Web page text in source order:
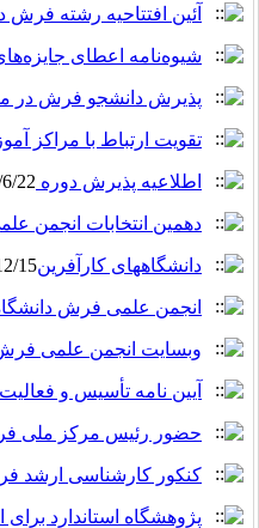
آئین افتتاحیه رشته فرش
شیوه‌نامه اعطای
پذیرش دانشجو فرش در
تقویت ارتباط با مراکز
اطلاعیه پذیرش دوره mba 22 -
دهمین انتخابات انجمن
دانشگاههای کارآفرین‎15 -
انجمن علمی فرش
وبسایت انجمن علمی فرش
آیین نامه تأسیس و
حضور رئیس مرکز ملی
کنکور کارشناسی ارشد
پژوهشگاه استاندارد